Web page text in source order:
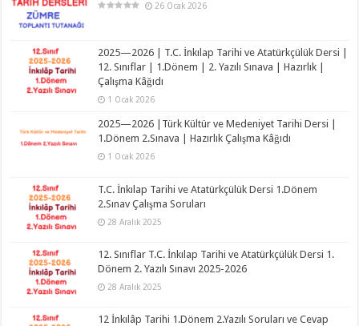
26 Ocak 2026
2025—2026 | T.C. İnkılap Tarihi ve Atatürkçülük Dersi |
12. Sınıflar | 1.Dönem | 2. Yazılı Sınava | Hazırlık |
Çalışma Kâğıdı
1 Ocak 2026
2025—2026 |Türk Kültür ve Medeniyet Tarihi Dersi |
1.Dönem 2.Sınava | Hazırlık Çalışma Kâğıdı
1 Ocak 2026
T.C. İnkılap Tarihi ve Atatürkçülük Dersi 1.Dönem
2.Sınav Çalışma Soruları
28 Aralık 2025
12. Sınıflar T.C. İnkılap Tarihi ve Atatürkçülük Dersi 1.
Dönem 2. Yazılı Sınavı 2025-2026
28 Aralık 2025
12 İnkılâp Tarihi 1.Dönem 2.Yazılı Soruları ve Cevap